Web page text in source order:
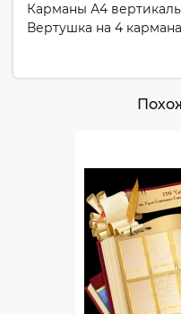
Карманы А4
Вертушка на 4